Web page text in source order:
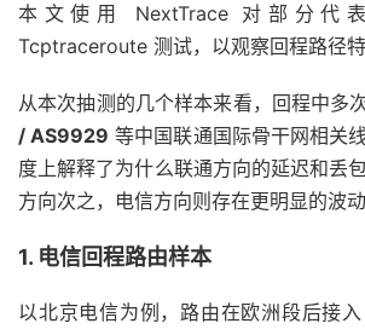
本文使用 NextTrace 对部分代
Tcptraceroute 测试，以观察回程路径特
从本次抽测的几个样本来看，回程中多
/ AS9929 等中国联通国际骨干网相关
度上解释了为什么联通方向的延迟和丢
方向次之，电信方向则存在更明显的波动
1. 电信回程路由样本
以北京电信为例，路由在欧洲段后接